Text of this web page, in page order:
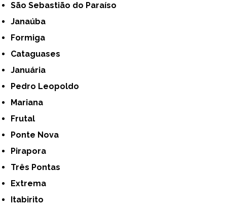
São Sebastião do Paraíso
Janaúba
Formiga
Cataguases
Januária
Pedro Leopoldo
Mariana
Frutal
Ponte Nova
Pirapora
Três Pontas
Extrema
Itabirito